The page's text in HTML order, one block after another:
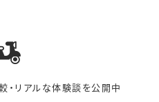
・リアルな体験談を公開中